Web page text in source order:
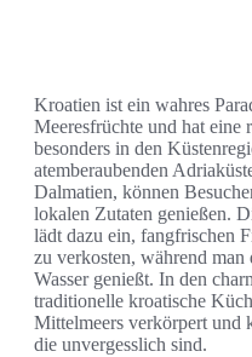
Kroatien ist ein wahres
Meeresfrüchte und hat eine
besonders in den
atemberaubenden
Dalmatien, können
lokalen Zutaten genießen.
lädt dazu ein, fangfrischen
zu verkosten, während
Wasser genießt. In den
traditionelle kroatische
Mittelmeers verkörpert und
die unvergesslich sind.